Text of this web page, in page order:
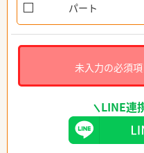
パート
未入力の必須
LINE連